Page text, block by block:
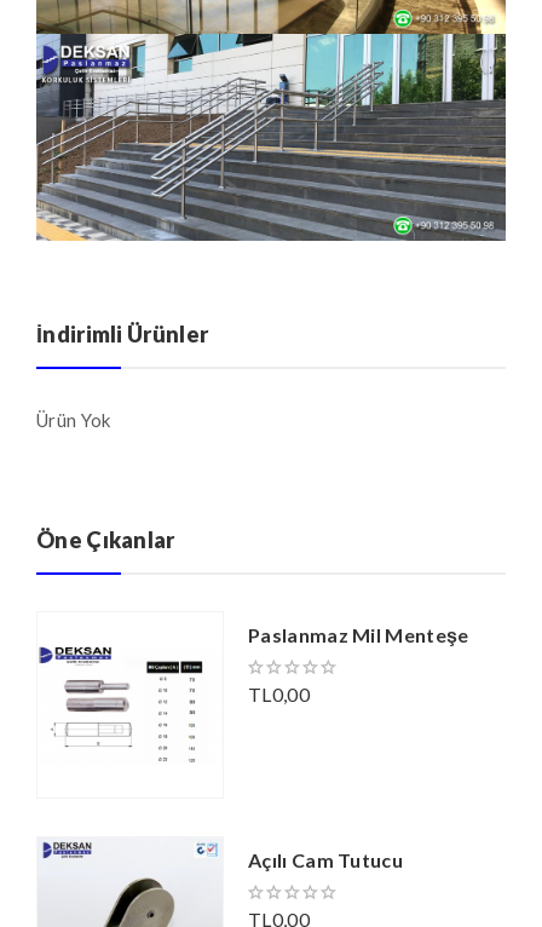
İndirimli Ürünler
Ürün Yok
Öne Çıkanlar
Paslanmaz Mil Menteşe
TL0,00
Açılı Cam Tutucu
TL0,00